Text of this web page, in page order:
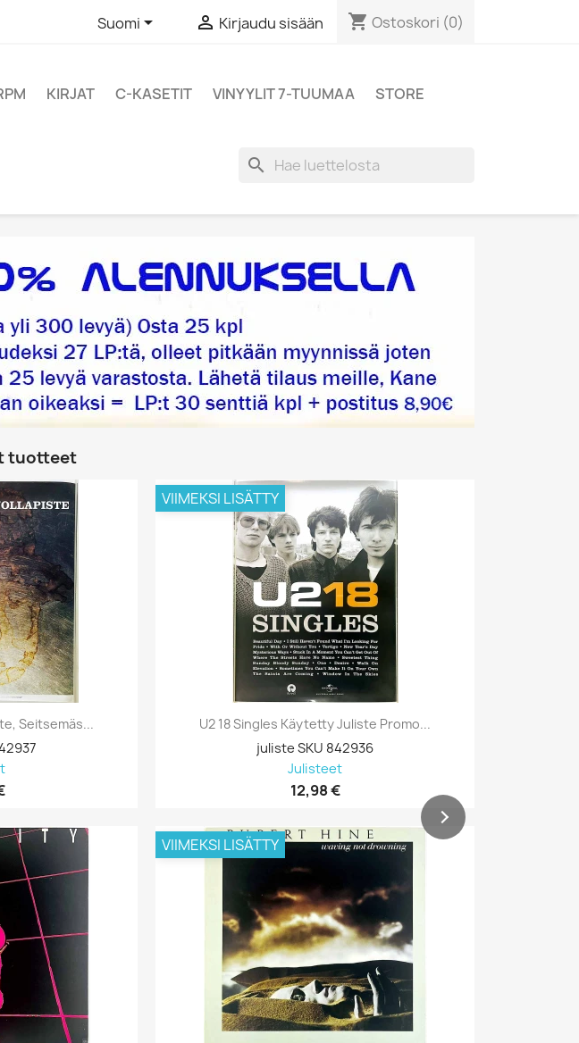
Suomi  Kirjaudu sisään shopping_cart Ostoskori (0)
KIRJAT C-KASETIT VINYYLIT 7-TUUMAA
STORE
search
tuotteet
Seitsemäs... U2 18 Singles Käytetty Juliste Promo...
juliste SKU 842936
Julisteet
12,98 €
VIIMEKSI LISÄTTY
VIIMEKSI LISÄTTY